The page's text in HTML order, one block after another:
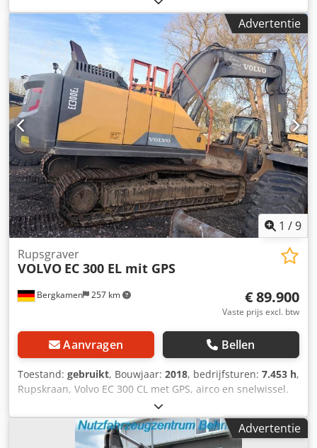
Advertentie
1 /9
Bergkamen 257 km
Rupsgraver
VOLVO EC 300 EL mit GPS
€ 89.900
Vaste prijs excl. btw
Aanvragen Bellen
Toestand: gebruikt, Bouwjaar: 2018, bedrijfsturen: 7.453 h,
Rupskraan, Volvo EC 300 CL met GPS, airco en snelwissel.
Slechts 7.453 bedrijfsuren. Zeer goede staat. Crjdpfsx
Amvnox Apbjf
Advertentie